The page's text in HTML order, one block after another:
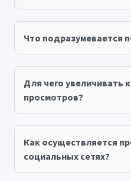
Что подразумевается
Для чего увеличивать
просмотров?
Как осуществляется
социальных сетях?